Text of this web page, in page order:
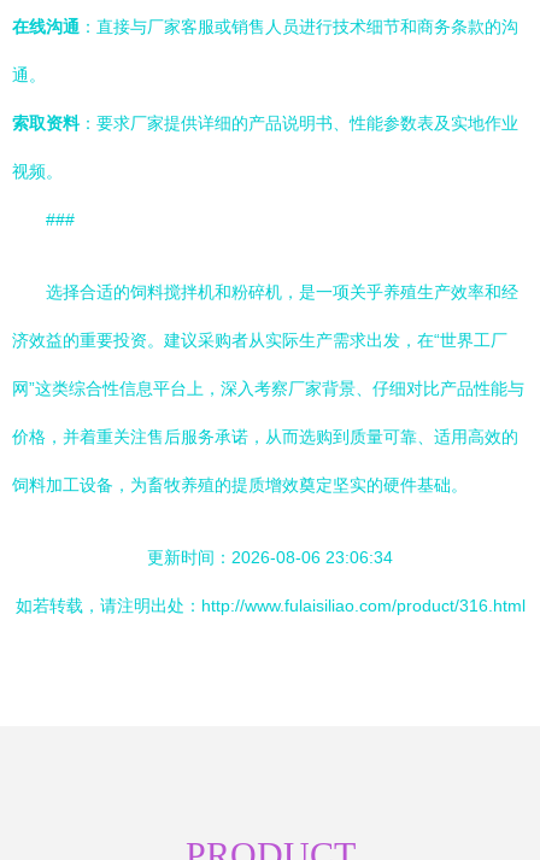
在线沟通 ：直接与厂家客服或销售人员进行技术细节和商务条款的沟
通。
索取资料：要求厂家提供详细的产品说明书、性能参数表及实地作业
视频。
###
选择合适的饲料搅拌机和粉碎机，是一项关乎养殖生产效率和经
济效益的重要投资。建议采购者从实际生产需求出发，在“世界工厂
网”这类综合性信息平台上，深入考察厂家背景、仔细对比产品性能与
价格，并着重关注售后服务承诺，从而选购到质量可靠、适用高效的
饲料加工设备，为畜牧养殖的提质增效奠定坚实的硬件基础。
更新时间：2026-08-06 23:06:34
如若转载，请注明出处：http://www.fulaisiliao.com/product/316.html